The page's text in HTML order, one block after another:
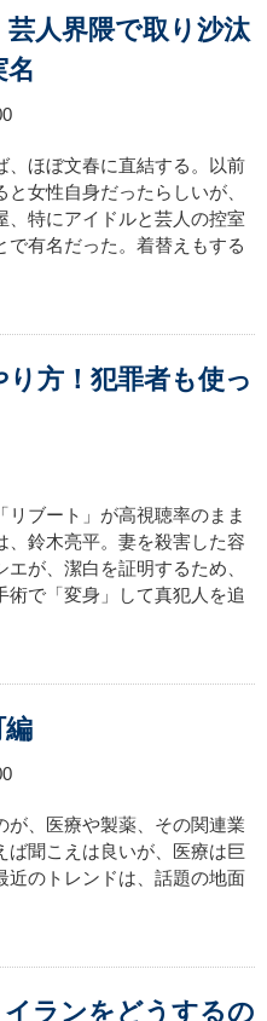
人界隈で取り沙汰
名
、ほぼ文春に直結する。以前
女性自身だったらしいが、
、特にアイドルと芸人の控室
で有名だった。着替えもする
方！犯罪者も使っ
リブート」が高視聴率のまま
、鈴木亮平。妻を殺害した容
が、潔白を証明するため、
で「変身」して真犯人を追
編
が、医療や製薬、その関連業
ば聞こえは良いが、医療は巨
近のトレンドは、話題の地面
ランをどうするの